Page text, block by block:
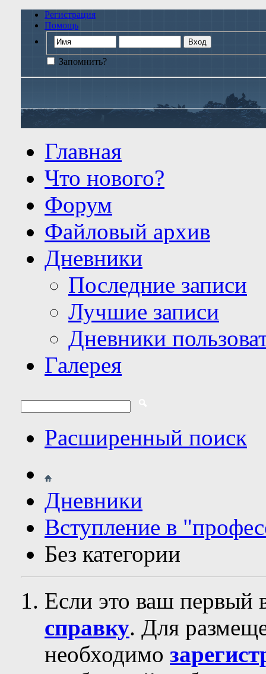
Регистрация
Помощь
Запомнить?
Главная
Что нового?
Форум
Файловый архив
Дневники
Последние записи
Лучшие записи
Дневники
Галерея
Расширенный поиск
Дневники
Вступление в
Без категории
Если это ваш первый
справку. Для
необходимо